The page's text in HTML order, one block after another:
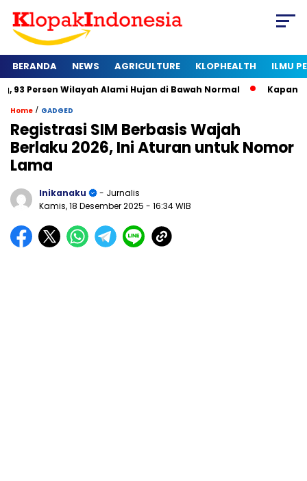
BERANDA NEWS AGRICULTURE KLOPHEALTH ILMU
Alami Hujan di Bawah Normal Kapan Sertifikat
Home / GADGED
Registrasi SIM Berbasis Wajah
Berlaku 2026, Ini Aturan untuk Nomor
Lama
Inikanaku
- Jurnalis
Kamis, 18 Desember 2025 - 16:34 WIB